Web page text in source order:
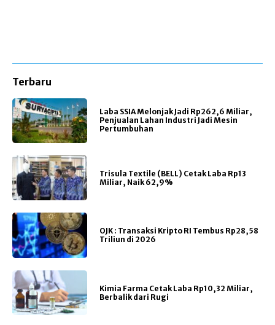
Terbaru
Laba SSIA Melonjak Jadi Rp262,6 Miliar,
Penjualan Lahan Industri Jadi Mesin
Pertumbuhan
Trisula Textile (BELL) Cetak Laba Rp13
Miliar, Naik 62,9%
OJK : Transaksi Kripto RI Tembus Rp28,58
Triliun di 2026
Kimia Farma Cetak Laba Rp10,32 Miliar,
Berbalik dari Rugi